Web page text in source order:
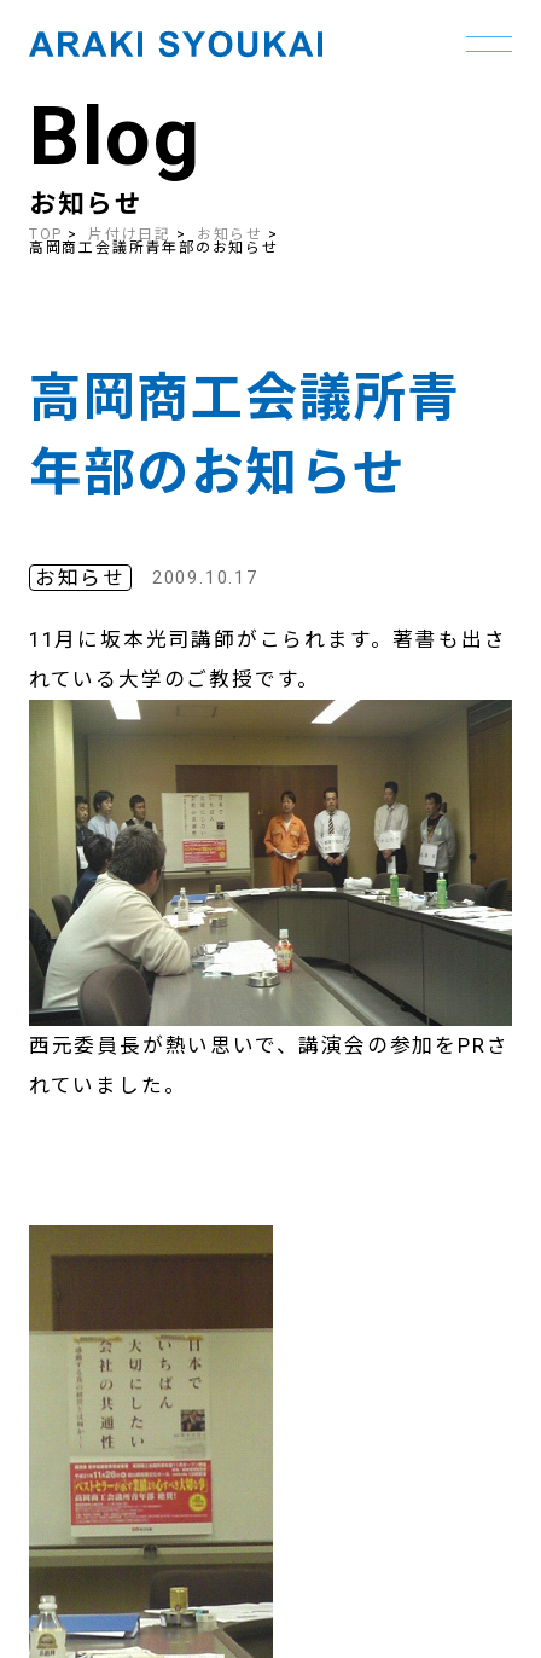
contentBlog
お知らせ
TOP 片付け日記 お知らせ
高岡商工会議所青年部のお知らせ
高岡商工会議所青
年部のお知らせ
お知らせ 2009.10.17
11月に坂本光司講師がこられます。著書も出さ
れている大学のご教授です。
西元委員長が熱い思いで、講演会の参加をPRさ
れていました。